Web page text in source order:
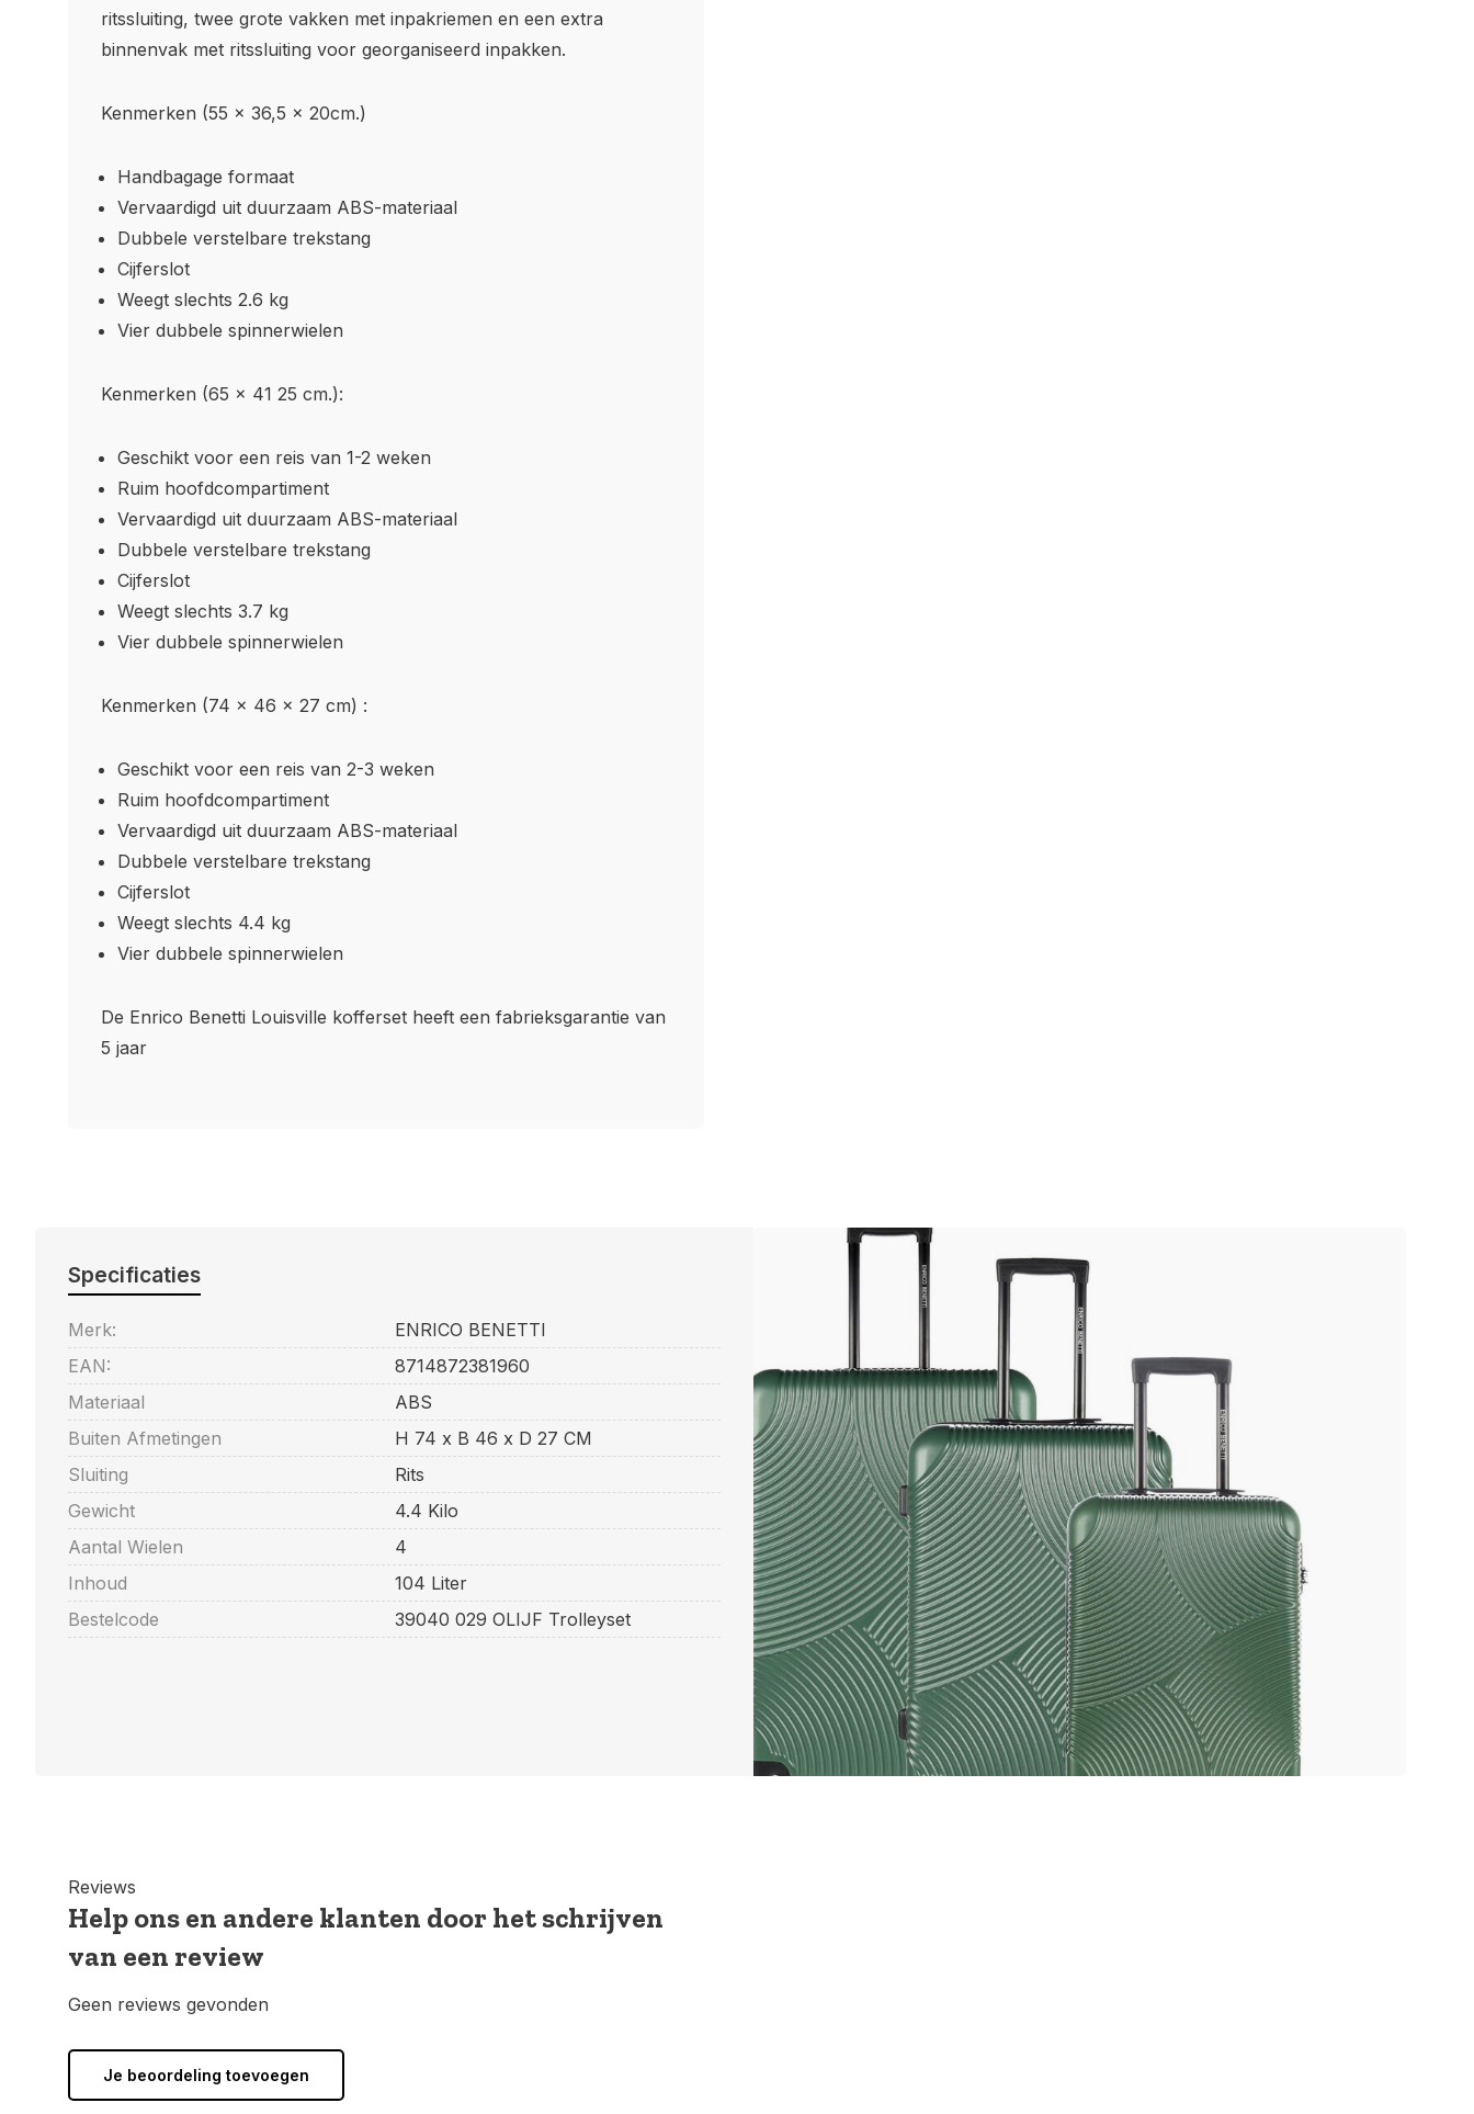
ritssluiting, twee grote vakken met inpakriemen en een extra
binnenvak met ritssluiting voor georganiseerd inpakken.
Kenmerken (55 x 36,5 x 20cm.)
Handbagage formaat
Vervaardigd uit duurzaam ABS-materiaal
Dubbele verstelbare trekstang
Cijferslot
Weegt slechts 2.6 kg
Vier dubbele spinnerwielen
Kenmerken (65 x 41 25 cm.):
Geschikt voor een reis van 1-2 weken
Ruim hoofdcompartiment
Vervaardigd uit duurzaam ABS-materiaal
Dubbele verstelbare trekstang
Cijferslot
Weegt slechts 3.7 kg
Vier dubbele spinnerwielen
Kenmerken (74 x 46 x 27 cm) :
Geschikt voor een reis van 2-3 weken
Ruim hoofdcompartiment
Vervaardigd uit duurzaam ABS-materiaal
Dubbele verstelbare trekstang
Cijferslot
Weegt slechts 4.4 kg
Vier dubbele spinnerwielen
De Enrico Benetti Louisville kofferset heeft een fabrieksgarantie van
5 jaar
Specificaties
Merk:
ENRICO BENETTI
EAN:
8714872381960
Materiaal
ABS
Buiten Afmetingen
H 74 x B 46 x D 27 CM
Sluiting
Rits
Gewicht
4.4 Kilo
Aantal Wielen
4
Inhoud
104 Liter
Bestelcode
39040 029 OLIJF Trolleyset
Reviews
Help ons en andere klanten door het schrijven
van een review
Geen reviews gevonden
Je beoordeling toevoegen